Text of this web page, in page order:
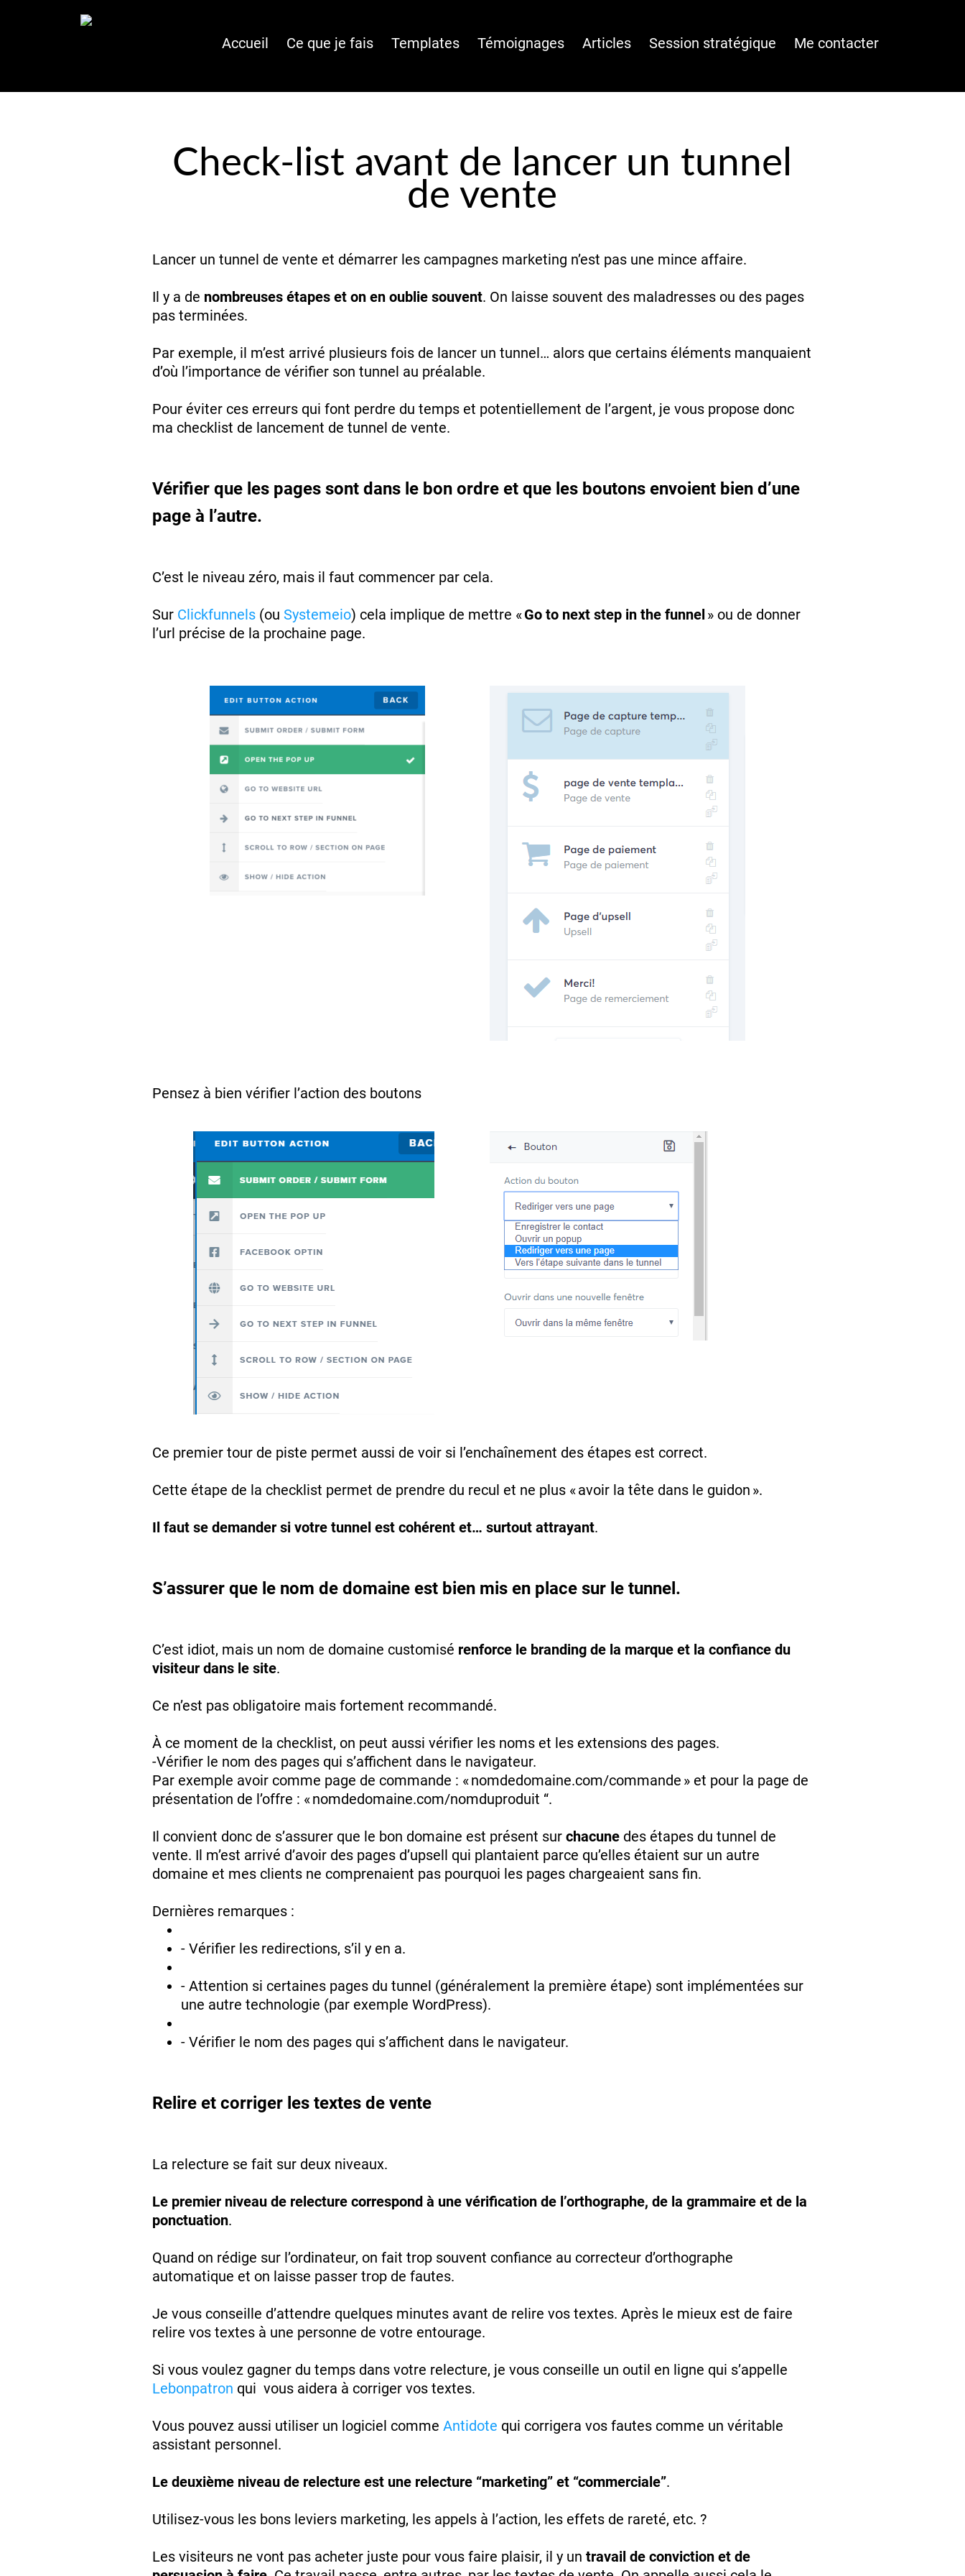
Accueil Ce que je fais Templates Témoignages Articles Session stratégique Me contacter
Check-list avant de lancer un tunnel
de vente
Lancer un tunnel de vente et démarrer les campagnes marketing n’est pas une mince affaire.
Il y a de nombreuses étapes et on en oublie souvent. On laisse souvent des maladresses ou des pages
pas terminées.
Par exemple, il m’est arrivé plusieurs fois de lancer un tunnel… alors que certains éléments manquaient
d’où l’importance de vérifier son tunnel au préalable.
Pour éviter ces erreurs qui font perdre du temps et potentiellement de l’argent, je vous propose donc
ma checklist de lancement de tunnel de vente.
Vérifier que les pages sont dans le bon ordre et que les boutons envoient bien d’une
page à l’autre.
C’est le niveau zéro, mais il faut commencer par cela.
Sur Clickfunnels (ou Systemeio) cela implique de mettre «Go to next step in the funnel » ou de donner
l’url précise de la prochaine page.
Pensez à bien vérifier l’action des boutons
Ce premier tour de piste permet aussi de voir si l’enchaînement des étapes est correct.
Cette étape de la checklist permet de prendre du recul et ne plus « avoir la tête dans le guidon ».
Il faut se demander si votre tunnel est cohérent et… surtout attrayant.
S’assurer que le nom de domaine est bien mis en place sur le tunnel.
C’est idiot, mais un nom de domaine customisé renforce le branding de la marque et la confiance du
visiteur dans le site.
Ce n’est pas obligatoire mais fortement recommandé.
À ce moment de la checklist, on peut aussi vérifier les noms et les extensions des pages.
-Vérifier le nom des pages qui s’affichent dans le navigateur.
Par exemple avoir comme page de commande : « nomdedomaine.com/commande » et pour la page de
présentation de l’offre : « nomdedomaine.com/nomduproduit “.
Il convient donc de s’assurer que le bon domaine est présent sur chacune des étapes du tunnel de
vente. Il m’est arrivé d’avoir des pages d’upsell qui plantaient parce qu’elles étaient sur un autre
domaine et mes clients ne comprenaient pas pourquoi les pages chargeaient sans fin.
Dernières remarques :
- Vérifier les redirections, s’il y en a.
- Attention si certaines pages du tunnel (généralement la première étape) sont implémentées sur
une autre technologie (par exemple WordPress).
- Vérifier le nom des pages qui s’affichent dans le navigateur.
Relire et corriger les textes de vente
La relecture se fait sur deux niveaux.
Le premier niveau de relecture correspond à une vérification de l’orthographe, de la grammaire et de la
ponctuation.
Quand on rédige sur l’ordinateur, on fait trop souvent confiance au correcteur d’orthographe
automatique et on laisse passer trop de fautes.
Je vous conseille d’attendre quelques minutes avant de relire vos textes. Après le mieux est de faire
relire vos textes à une personne de votre entourage.
Si vous voulez gagner du temps dans votre relecture, je vous conseille un outil en ligne qui s’appelle
Lebonpatron qui vous aidera à corriger vos textes.
Vous pouvez aussi utiliser un logiciel comme Antidote qui corrigera vos fautes comme un véritable
assistant personnel.
Le deuxième niveau de relecture est une relecture “marketing” et “commerciale”.
Utilisez-vous les bons leviers marketing, les appels à l’action, les effets de rareté, etc. ?
Les visiteurs ne vont pas acheter juste pour vous faire plaisir, il y un travail de conviction et de